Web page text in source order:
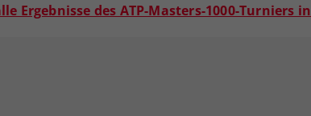
Ergebnisse des ATP-Masters-1000-Turniers